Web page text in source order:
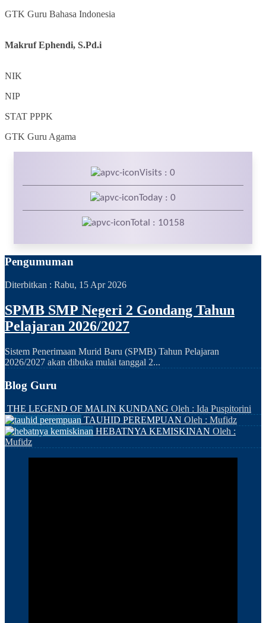
GTK Guru Bahasa Indonesia
Makruf Ephendi, S.Pd.i
NIK
NIP
STAT PPPK
GTK Guru Agama
Visits : 0
Today : 0
Total : 10158
Pengumuman
Diterbitkan : Rabu, 15 Apr 2026
SPMB SMP Negeri 2 Gondang Tahun
Pelajaran 2026/2027
Sistem Penerimaan Murid Baru (SPMB) Tahun Pelajaran
2026/2027 akan dibuka mulai tanggal 2...
Blog Guru
THE LEGEND OF MALIN KUNDANG Oleh : Ida Puspitorini
TAUHID PEREMPUAN Oleh : Mufidz
HEBATNYA KEMISKINAN Oleh :
Mufidz